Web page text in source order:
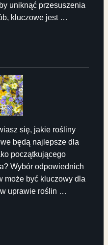
uniknąć przesuszenia
kluczowe jest …
się, jakie rośliny
będą najlepsze dla
początkującego
Wybór odpowiednich
może być kluczowy dla
uprawie roślin …